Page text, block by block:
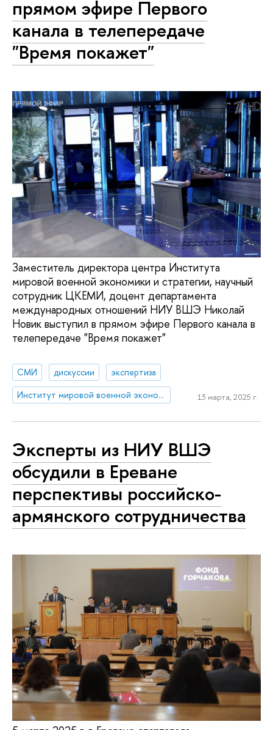
прямом эфире Первого
канала в телепередаче
"Время покажет"
Заместитель директора центра Института
мировой военной экономики и стратегии, научный
сотрудник ЦКЕМИ, доцент департамента
международных отношений НИУ ВШЭ Николай
Новик выступил в прямом эфире Первого канала в
телепередаче "Время покажет"
СМИ дискуссии
экспертиза
Институт мировой военной экономики и стратегии
13 марта, 2025 г.
Эксперты из НИУ ВШЭ
обсудили в Ереване
перспективы российско-
армянского сотрудничества